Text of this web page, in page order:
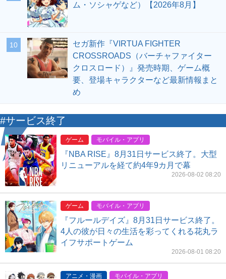
ム・ソシャゲなど）【2026年8月】
10
セガ新作『VIRTUA FIGHTER
CROSSROADS（バーチャファイター
クロスロード）』発売時期、ゲーム概
要、登場キャラクターなど最新情報まと
め
#サービス終了
ゲーム モバイル・アプリ
『NBA RISE』8月31日サービス終了。大型
リニューアルを経て約4年9カ月で幕
2026-08-02 08:20
ゲーム モバイル・アプリ
『フルールデイズ』8月31日サービス終了。
4人の彼が日々の生活を彩ってくれる花丸ラ
イフサポートゲーム
2026-08-01 08:20
アニメ・漫画 モバイル・アプリ